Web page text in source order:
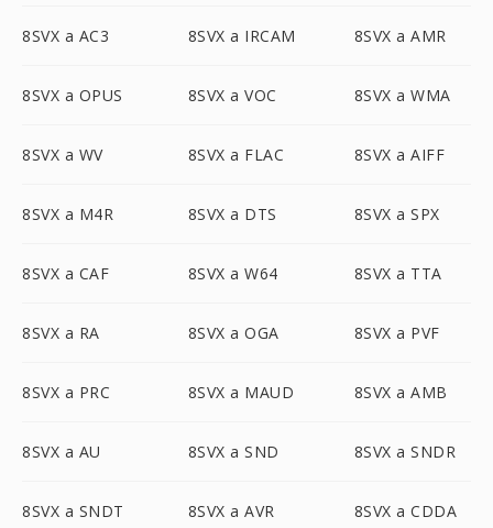
8SVX a AC3 8SVX a IRCAM 8SVX a AMR
8SVX a OPUS 8SVX a VOC 8SVX a WMA
8SVX a WV 8SVX a FLAC 8SVX a AIFF
8SVX a M4R 8SVX a DTS 8SVX a SPX
8SVX a CAF 8SVX a W64 8SVX a TTA
8SVX a RA 8SVX a OGA 8SVX a PVF
8SVX a PRC 8SVX a MAUD 8SVX a AMB
8SVX a AU 8SVX a SND 8SVX a SNDR
8SVX a SNDT 8SVX a AVR 8SVX a CDDA